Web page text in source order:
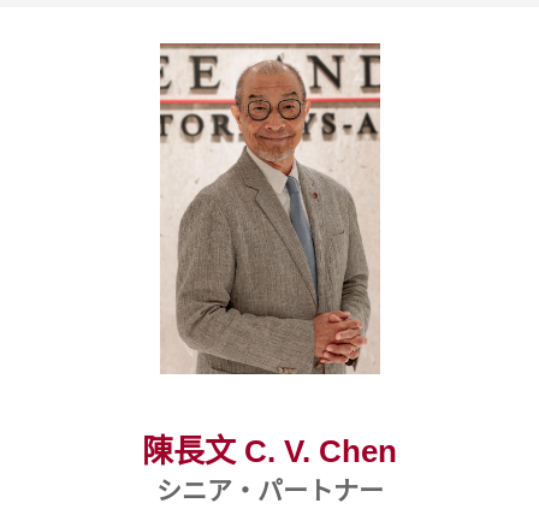
陳長文 C. V. Chen
シニア・パートナー